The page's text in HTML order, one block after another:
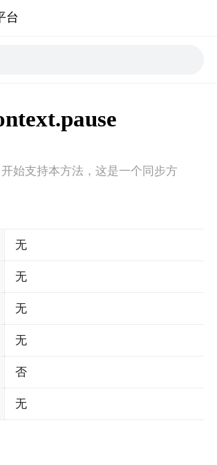
台
始支持本方法，这是一个同步方
无
无
无
无
否
无